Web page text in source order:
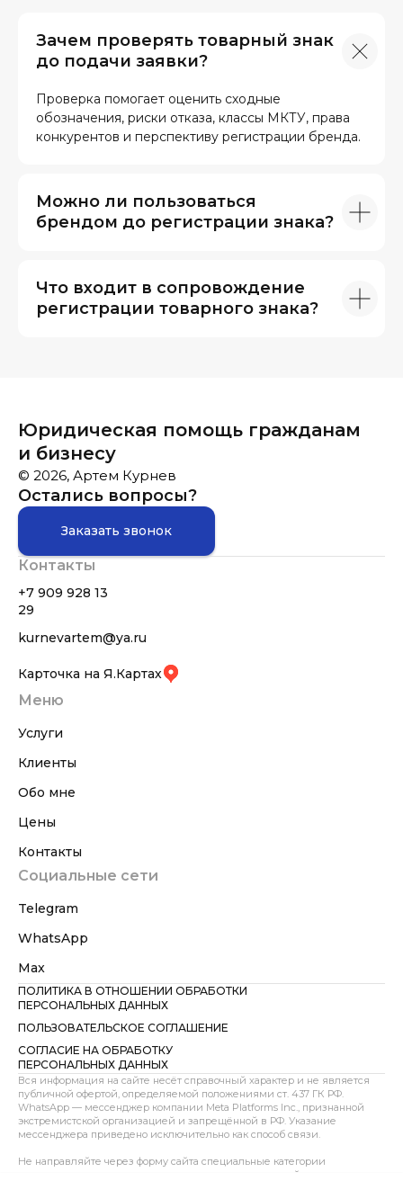
Зачем проверять товарный знак
до подачи заявки?
Проверка помогает оценить сходные
обозначения, риски отказа, классы МКТУ, права
конкурентов и перспективу регистрации бренда.
Можно ли пользоваться
брендом до регистрации знака?
Что входит в сопровождение
регистрации товарного знака?
Юридическая помощь гражданам
и бизнесу
© 2026, Артем Курнев
Остались вопросы?
Заказать звонок
Контакты
+7 909 928 13
29
kurnevartem@ya.ru
Карточка на Я.Картах
Меню
Услуги
Клиенты
Обо мне
Цены
Контакты
Социальные сети
Telegram
WhatsApp
Max
ПОЛИТИКА В ОТНОШЕНИИ ОБРАБОТКИ
ПЕРСОНАЛЬНЫХ ДАННЫХ
ПОЛЬЗОВАТЕЛЬСКОЕ СОГЛАШЕНИЕ
СОГЛАСИЕ НА ОБРАБОТКУ
ПЕРСОНАЛЬНЫХ ДАННЫХ
Вся информация на сайте несёт справочный характер и не является
публичной офертой, определяемой положениями ст. 437 ГК РФ.
WhatsApp — мессенджер компании Meta Platforms Inc., признанной
экстремистской организацией и запрещённой в РФ. Указание
мессенджера приведено исключительно как способ связи.
Не направляйте через форму сайта специальные категории
персональных данных, сведения о здоровье, интимной жизни,